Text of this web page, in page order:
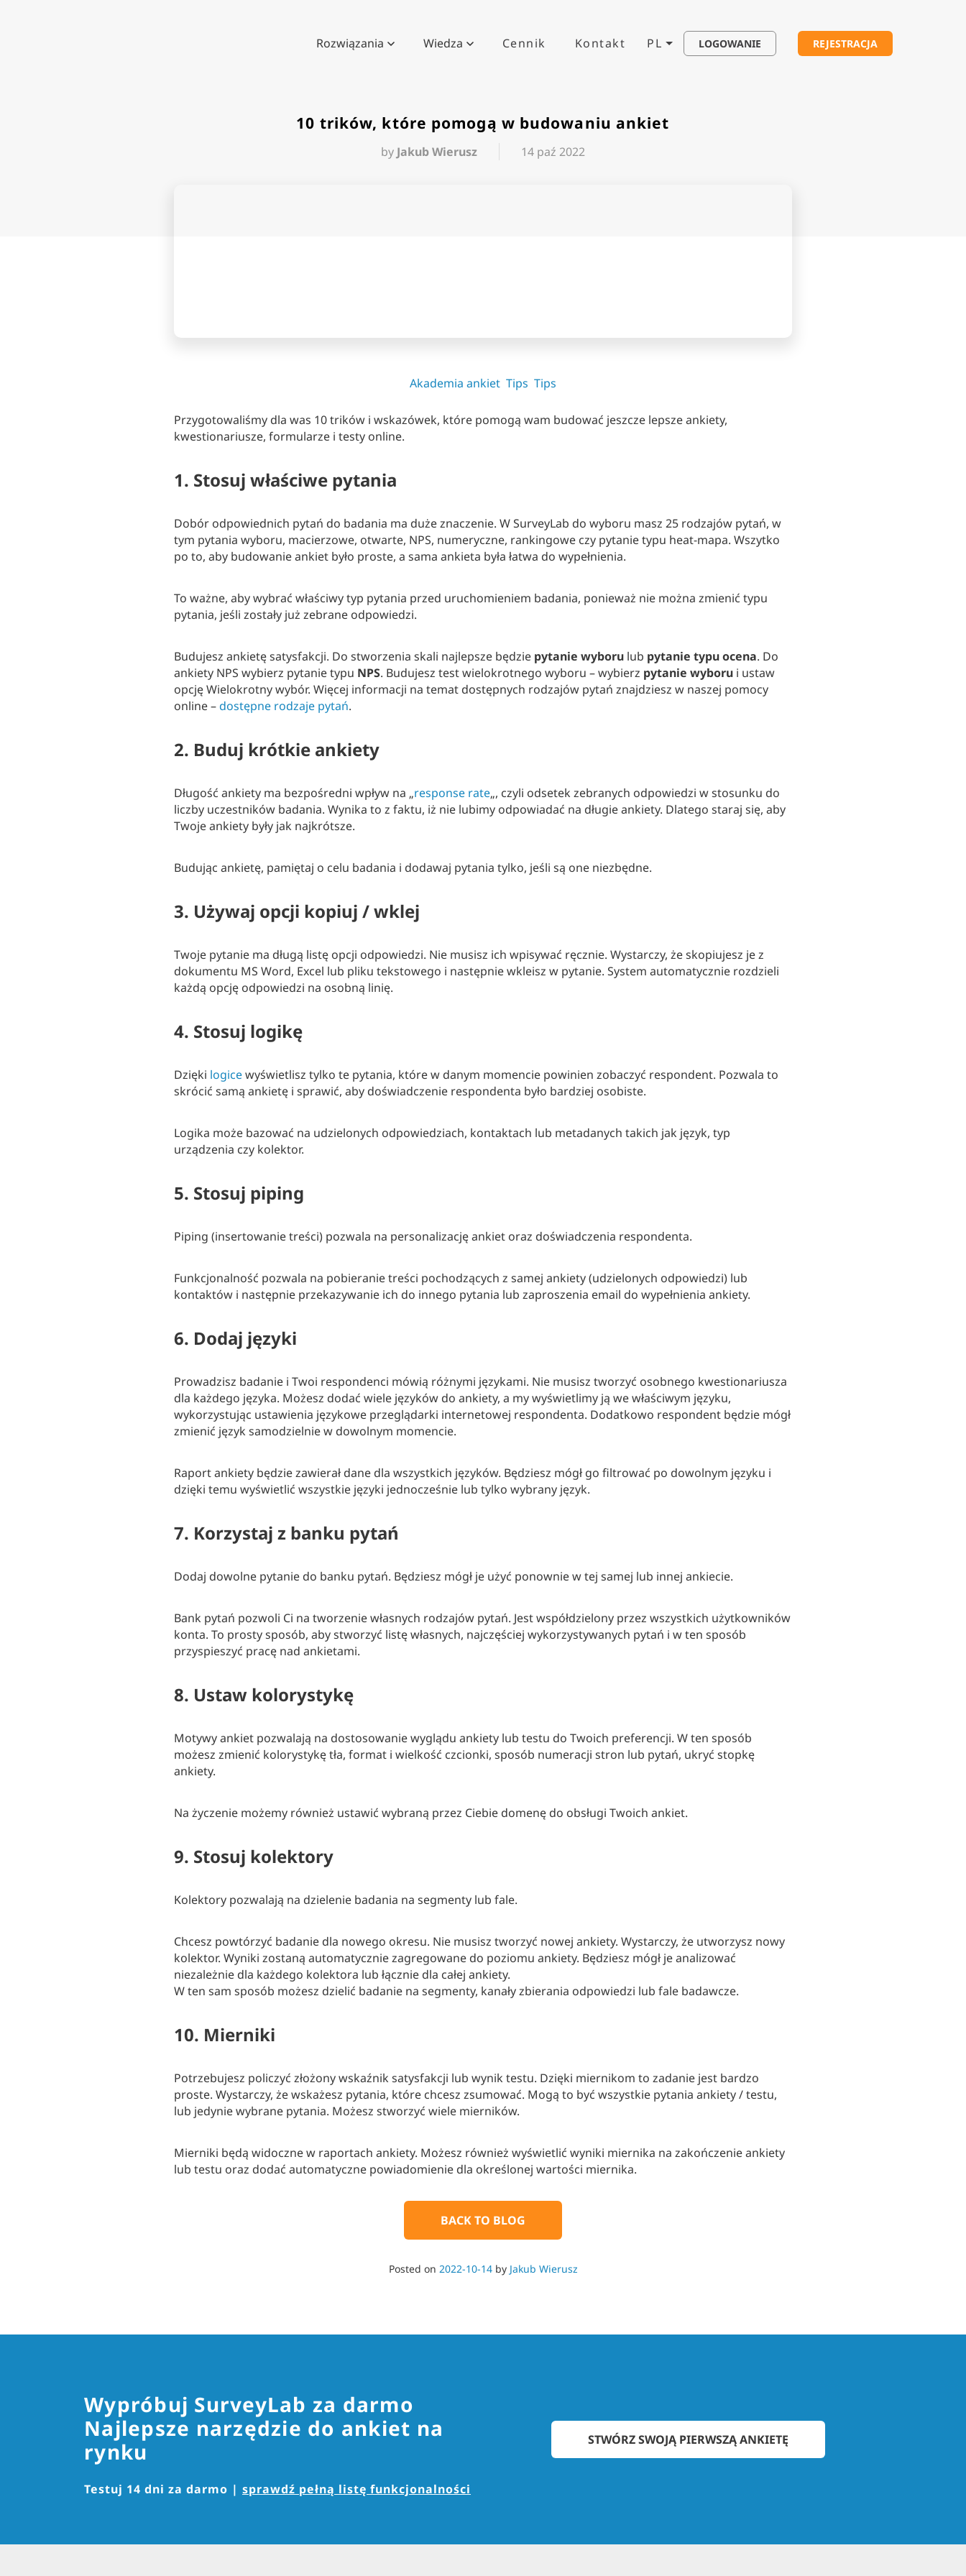
Rozwiązania Wiedza Cennik Kontakt PL LOGOWANIE REJESTRACJA
10 trików, które pomogą w budowaniu ankiet
by Jakub Wierusz 14 paź 2022
Akademia ankiet Tips Tips
Przygotowaliśmy dla was 10 trików i wskazówek, które pomogą wam budować jeszcze lepsze ankiety,
kwestionariusze, formularze i testy online.
1. Stosuj właściwe pytania
Dobór odpowiednich pytań do badania ma duże znaczenie. W SurveyLab do wyboru masz 25 rodzajów pytań, w
tym pytania wyboru, macierzowe, otwarte, NPS, numeryczne, rankingowe czy pytanie typu heat-mapa. Wszytko
po to, aby budowanie ankiet było proste, a sama ankieta była łatwa do wypełnienia.
To ważne, aby wybrać właściwy typ pytania przed uruchomieniem badania, ponieważ nie można zmienić typu
pytania, jeśli zostały już zebrane odpowiedzi.
Budujesz ankietę satysfakcji. Do stworzenia skali najlepsze będzie pytanie wyboru lub pytanie typu ocena. Do
ankiety NPS wybierz pytanie typu NPS. Budujesz test wielokrotnego wyboru – wybierz pytanie wyboru i ustaw
opcję Wielokrotny wybór. Więcej informacji na temat dostępnych rodzajów pytań znajdziesz w naszej pomocy
online –dostępne rodzaje pytań.
2. Buduj krótkie ankiety
Długość ankiety ma bezpośredni wpływ na „response rate„, czyli odsetek zebranych odpowiedzi w stosunku do
liczby uczestników badania. Wynika to z faktu, iż nie lubimy odpowiadać na długie ankiety. Dlatego staraj się, aby
Twoje ankiety były jak najkrótsze.
Budując ankietę, pamiętaj o celu badania i dodawaj pytania tylko, jeśli są one niezbędne.
3. Używaj opcji kopiuj / wklej
Twoje pytanie ma długą listę opcji odpowiedzi. Nie musisz ich wpisywać ręcznie. Wystarczy, że skopiujesz je z
dokumentu MS Word, Excel lub pliku tekstowego i następnie wkleisz w pytanie. System automatycznie rozdzieli
każdą opcję odpowiedzi na osobną linię.
4. Stosuj logikę
Dzięki logicewyświetlisz tylko te pytania, które w danym momencie powinien zobaczyć respondent. Pozwala to
skrócić samą ankietę i sprawić, aby doświadczenie respondenta było bardziej osobiste.
Logika może bazować na udzielonych odpowiedziach, kontaktach lub metadanych takich jak język, typ
urządzenia czy kolektor.
5. Stosuj piping
Piping (insertowanie treści) pozwala na personalizację ankiet oraz doświadczenia respondenta.
Funkcjonalność pozwala na pobieranie treści pochodzących z samej ankiety (udzielonych odpowiedzi) lub
kontaktów i następnie przekazywanie ich do innego pytania lub zaproszenia email do wypełnienia ankiety.
6. Dodaj języki
Prowadzisz badanie i Twoi respondenci mówią różnymi językami. Nie musisz tworzyć osobnego kwestionariusza
dla każdego języka. Możesz dodać wiele języków do ankiety, a my wyświetlimy ją we właściwym języku,
wykorzystując ustawienia językowe przeglądarki internetowej respondenta. Dodatkowo respondent będzie mógł
zmienić język samodzielnie w dowolnym momencie.
Raport ankiety będzie zawierał dane dla wszystkich języków. Będziesz mógł go filtrować po dowolnym języku i
dzięki temu wyświetlić wszystkie języki jednocześnie lub tylko wybrany język.
7. Korzystaj z banku pytań
Dodaj dowolne pytanie do banku pytań. Będziesz mógł je użyć ponownie w tej samej lub innej ankiecie.
Bank pytań pozwoli Ci na tworzenie własnych rodzajów pytań. Jest współdzielony przez wszystkich użytkowników
konta. To prosty sposób, aby stworzyć listę własnych, najczęściej wykorzystywanych pytań i w ten sposób
przyspieszyć pracę nad ankietami.
8. Ustaw kolorystykę
Motywy ankiet pozwalają na dostosowanie wyglądu ankiety lub testu do Twoich preferencji. W ten sposób
możesz zmienić kolorystykę tła, format i wielkość czcionki, sposób numeracji stron lub pytań, ukryć stopkę
ankiety.
Na życzenie możemy również ustawić wybraną przez Ciebie domenę do obsługi Twoich ankiet.
9. Stosuj kolektory
Kolektory pozwalają na dzielenie badania na segmenty lub fale.
Chcesz powtórzyć badanie dla nowego okresu. Nie musisz tworzyć nowej ankiety. Wystarczy, że utworzysz nowy
kolektor. Wyniki zostaną automatycznie zagregowane do poziomu ankiety. Będziesz mógł je analizować
niezależnie dla każdego kolektora lub łącznie dla całej ankiety.
W ten sam sposób możesz dzielić badanie na segmenty, kanały zbierania odpowiedzi lub fale badawcze.
10. Mierniki
Potrzebujesz policzyć złożony wskaźnik satysfakcji lub wynik testu. Dzięki miernikom to zadanie jest bardzo
proste. Wystarczy, że wskażesz pytania, które chcesz zsumować. Mogą to być wszystkie pytania ankiety / testu,
lub jedynie wybrane pytania. Możesz stworzyć wiele mierników.
Mierniki będą widoczne w raportach ankiety. Możesz również wyświetlić wyniki miernika na zakończenie ankiety
lub testu oraz dodać automatyczne powiadomienie dla określonej wartości miernika.
BACK TO BLOG
Posted on 2022-10-14 by Jakub Wierusz
STWÓRZ SWOJĄ PIERWSZĄ ANKIETĘ
Wypróbuj SurveyLab za darmo
Najlepsze narzędzie do ankiet na
rynku
Testuj 14 dni za darmo | sprawdź pełną listę funkcjonalności